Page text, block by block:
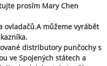
prosím Mary Chen
ovladačů.A můžeme vyrábět
distributory punčochy s
ve Spojených státech a